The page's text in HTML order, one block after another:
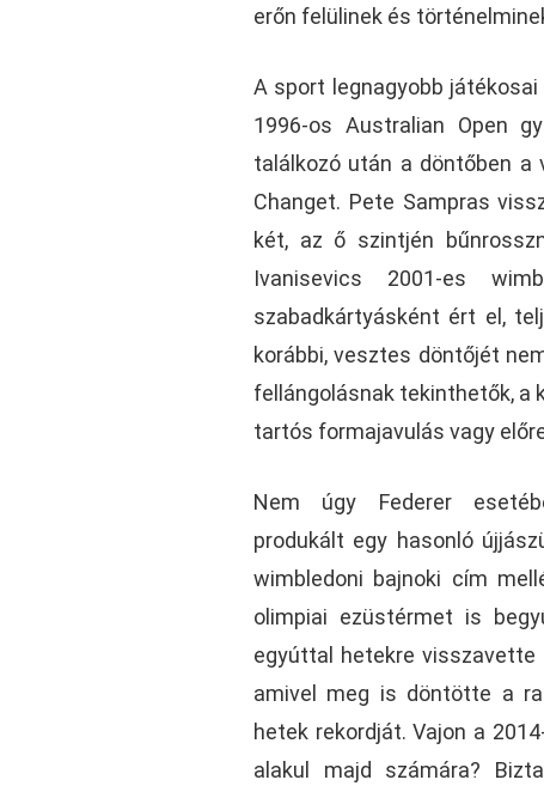
erőn felülinek és
A sport legnagyobb
1996-os Australian Open
találkozó után a döntőben a
Changet. Pete Sampras
két, az ő szintjén
Ivanisevics 2001-es
szabadkártyásként ért el,
korábbi, vesztes döntőjét
fellángolásnak tekinthetők, a
tartós formajavulás vagy
Nem úgy Federer
produkált egy hasonló
wimbledoni bajnoki cím
olimpiai ezüstérmet is
egyúttal hetekre visszavette
amivel meg is döntötte a
hetek rekordját. Vajon a
alakul majd számára?